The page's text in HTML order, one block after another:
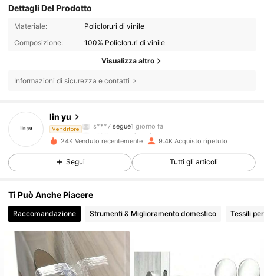
Dettagli Del Prodotto
Materiale:
Policloruri di vinile
Composizione:
100% Policloruri di vinile
Visualizza altro
Informazioni di sicurezza e contatti
lin yu
Venditore n***k sta navigando
4.87
967 Follower
4.87 967 Follower
4.87
24K Venduto recentemente 9.4K Acquisto ripetuto
Segui Tutti gli articoli
Ti Può Anche Piacere
Raccomandazione Strumenti & Miglioramento domestico Tessili